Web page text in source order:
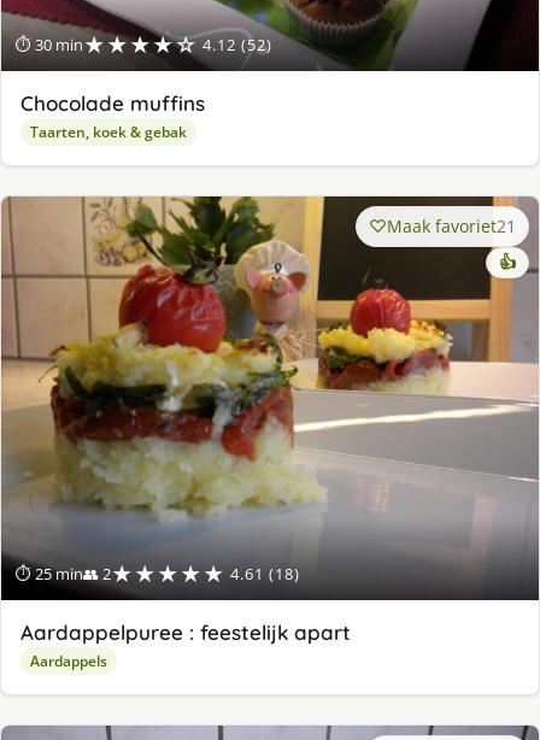
⏱ 30 min★★★★☆ 4.12 (52)
Chocolade muffins
Taarten, koek & gebak
⏱ 25 min👥 2★★★★★ 4.61 (18)
Maak favoriet21
👍
Aardappelpuree : feestelijk apart
Aardappels